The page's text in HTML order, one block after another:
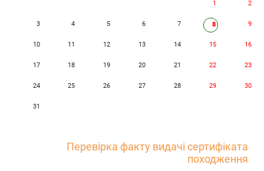
1 2
3 4 5 6 7 8 9
10 11 12 13 14 15 16
17 18 19 20 21 22 23
24 25 26 27 28 29 30
31
Перевірка факту видачі сертифіката
походження